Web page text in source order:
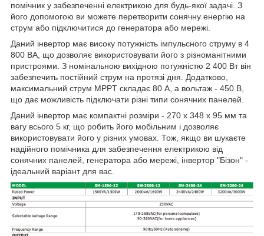
помічник у забезпеченні електрикою для будь-якої задачі. З
його допомогою ви можете перетворити сонячну енергію на
струм або підключитися до генератора або мережі.
Даний інвертор має високу потужність імпульсного струму в 4
800 ВА, що дозволяє використовувати його з різноманітними
пристроями. З номінальною вихідною потужністю 2 400 Вт він
забезпечить постійний струм на протязі дня. Додатково,
максимальний струм MPPT складає 80 А, а вольтаж - 450 В,
що дає можливість підключати різні типи сонячних панелей.
Даний інвертор має компактні розміри - 270 х 348 х 95 мм та
вагу всього 5 кг, що робить його мобільним і дозволяє
використовувати його у різних умовах. Тож, якщо ви шукаєте
надійного помічника для забезпечення електрикою від
сонячних панелей, генератора або мережі, інвертор "Бізон" -
ідеальний варіант для вас.